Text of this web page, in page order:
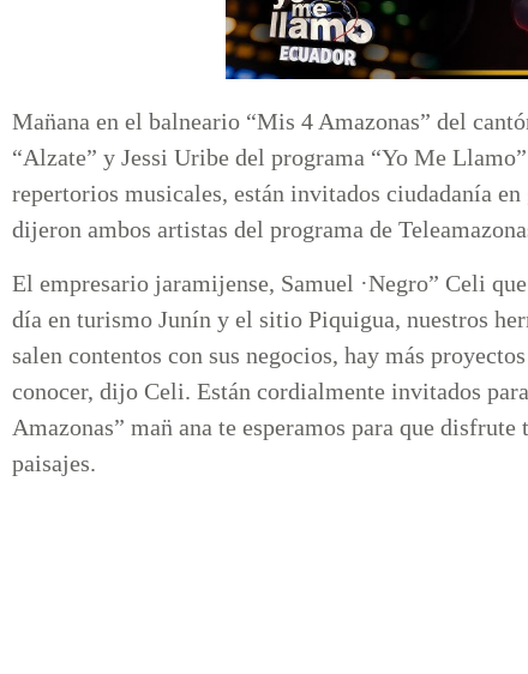
Man̈ana en el balneario “Mis 4 Amazonas” del
“Alzate” y Jessi Uribe del programa “Yo Me
repertorios musicales, están invitados ciudadanía
dijeron ambos artistas del programa de
El empresario jaramijense, Samuel ·Negro” Celi
día en turismo Junín y el sitio Piquigua, nuestros
salen contentos con sus negocios, hay más
conocer, dijo Celi. Están cordialmente invitados
Amazonas” man̈ ana te esperamos para que
paisajes.